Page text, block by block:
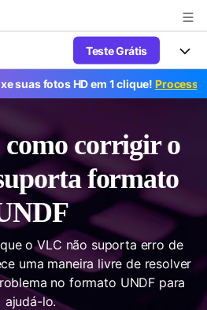
IA generativa
Teste Grátis
de Vídeo
Windows
Mac
vídeo
de voz em texto
com precisão fala em
áudio e vídeo.
Novo
de Vídeo
recursos de conversão
e inteligentes.
Popular
esporte, há UniConverter
Novo
UniConverter? Aprenda o guia
fotos HD em 1 clique!Processo
como corrigir o
formato
o VLC não suporta erro de
uma maneira livre de resolver
no formato UNDF para
ajudá-lo.